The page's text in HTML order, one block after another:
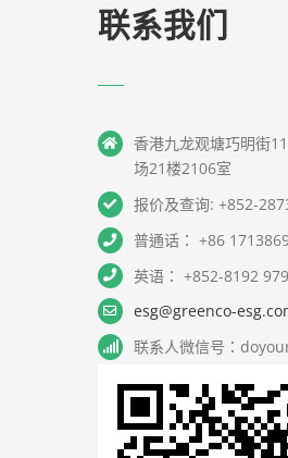
联系我们
香港九龙观塘巧明街
场21楼2106室
报价及查询: +852-
普通话： +86
英语： +852-8192
esg@greenco-
联系人微信号：